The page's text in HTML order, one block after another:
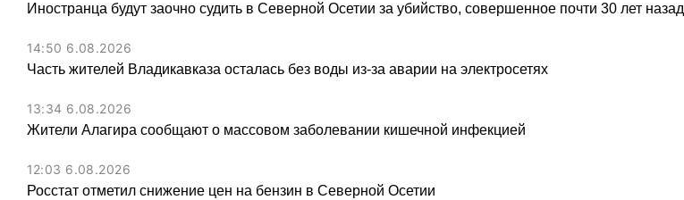
Иностранца будут заочно судить в Северной Осетии за убийство, совершенное почти 30 лет назад
14:50 6.08.2026
Часть жителей Владикавказа осталась без воды из-за аварии на электросетях
13:34 6.08.2026
Жители Алагира сообщают о массовом заболевании кишечной инфекцией
12:03 6.08.2026
Росстат отметил снижение цен на бензин в Северной Осетии